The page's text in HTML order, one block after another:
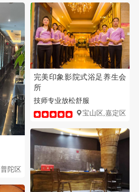
普陀区
完美印象影院式浴足养生会
所
技师专业放松舒服
宝山区,嘉定区